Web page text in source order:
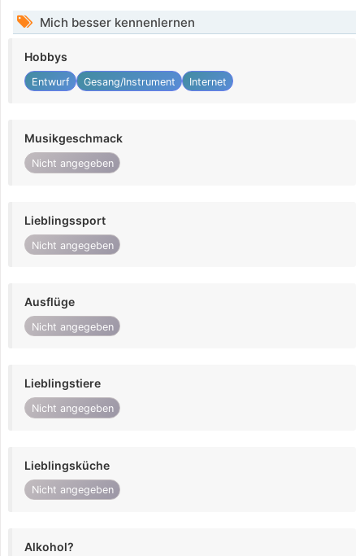
Mich besser kennenlernen
Hobbys
Entwurf Gesang/Instrument Internet
Musikgeschmack
Nicht angegeben
Lieblingssport
Nicht angegeben
Ausflüge
Nicht angegeben
Lieblingstiere
Nicht angegeben
Lieblingsküche
Nicht angegeben
Alkohol?